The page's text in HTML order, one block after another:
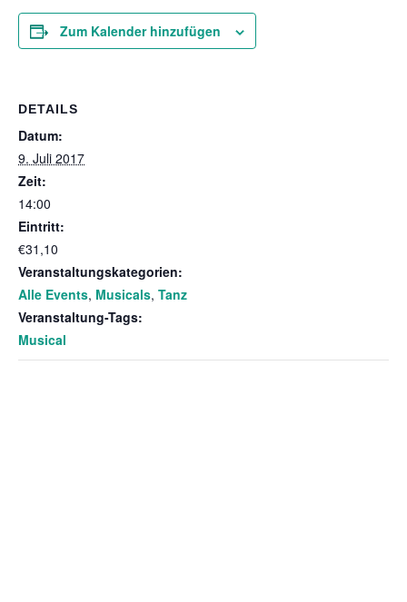
Zum Kalender hinzufügen
DETAILS
Datum:
9. Juli 2017
Zeit:
14:00
Eintritt:
€31,10
Veranstaltungskategorien:
Alle Events, Musicals, Tanz
Veranstaltung-Tags:
Musical